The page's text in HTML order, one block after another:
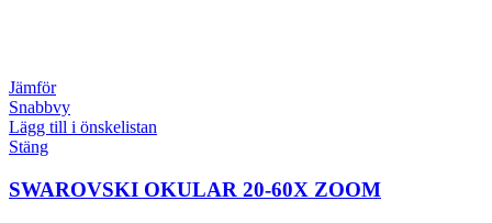
Jämför
Snabbvy
Lägg till i önskelistan
Stäng
SWAROVSKI OKULAR 20-60X ZOOM